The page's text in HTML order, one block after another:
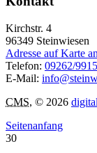
Kirchstr. 4
96349 Steinwiesen
Adresse auf Karte
Telefon: 09262/
E-Mail:
CMS, © 2026 digital
Seitenanfang
30